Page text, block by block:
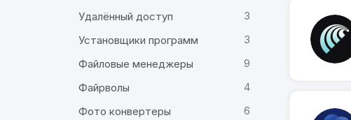
Удалённый доступ
3
Установщики программ
3
Файловые менеджеры
9
Файрволы
4
Фото конвертеры
6